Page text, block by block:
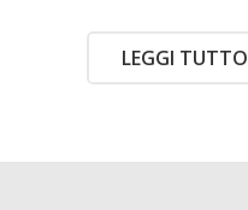
LEGGI TUTTO